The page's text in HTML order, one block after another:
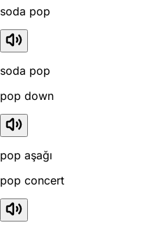
soda pop
soda pop
pop down
pop aşağı
pop concert